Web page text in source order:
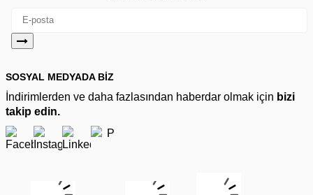
SOSYAL MEDYADA BİZ
İndirimlerden ve daha fazlasından haberdar olmak için bizi
takip edin.